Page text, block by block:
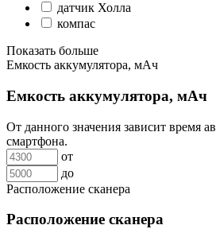
датчик Холла
компас
Показать больше
Емкость аккумулятора, мАч
Емкость аккумулятора, мАч
От данного значения зависит время
смартфона.
от
до
Расположение сканера
Расположение сканера